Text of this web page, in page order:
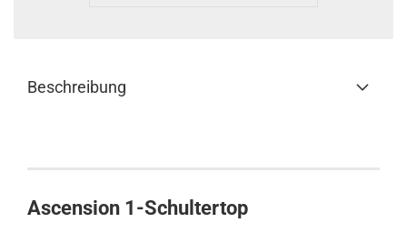
Beschreibung
Ascension 1-Schultertop